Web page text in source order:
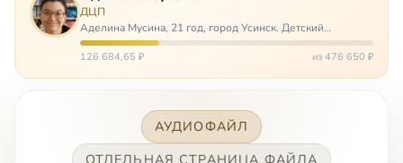
ДЦП
Аделина Мусина, 21 год, город Усинск. Детский
церебральный паралич, передвигается на ходунках или
коляске. Аделине требуется помощь, чтобы ноги
126 684,65 ₽ из 476 650 ₽
АУДИОФАЙЛ
ОТДЕЛЬНАЯ СТРАНИЦА ФАЙЛА